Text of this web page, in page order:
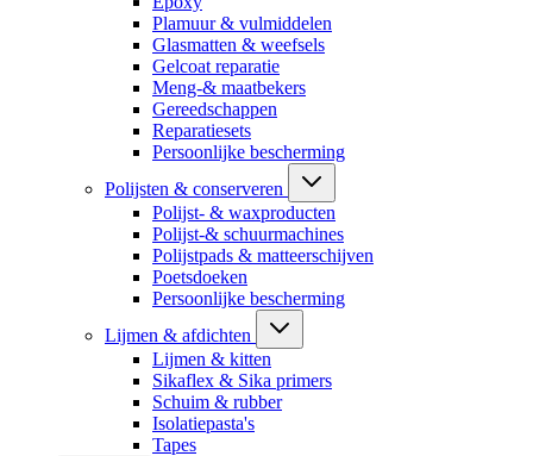
Plamuur & vulmiddelen
Glasmatten & weefsels
Gelcoat reparatie
Meng-& maatbekers
Gereedschappen
Reparatiesets
Persoonlijke bescherming
Polijsten & conserveren
Polijst- & waxproducten
Polijst-& schuurmachines
Polijstpads & matteerschijven
Poetsdoeken
Persoonlijke bescherming
Lijmen & afdichten
Lijmen & kitten
Sikaflex & Sika primers
Schuim & rubber
Isolatiepasta's
Tapes